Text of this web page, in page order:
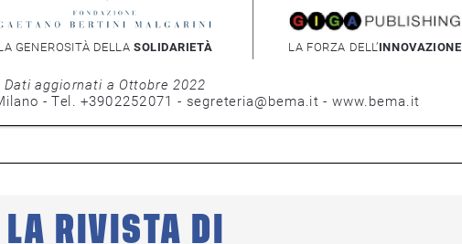
LA GENEROSITÀ DELLA SOLIDARIETÀ LA FORZA DELL’INNOVAZIONE
Dati aggiornati a Ottobre 2022
- Tel. +3902252071 - segreteria@bema.it - www.bema.it
LA RIVISTA DI